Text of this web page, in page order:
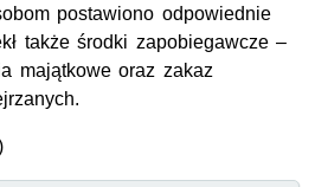
postawiono odpowiednie
także środki zapobiegawcze –
majątkowe oraz zakaz